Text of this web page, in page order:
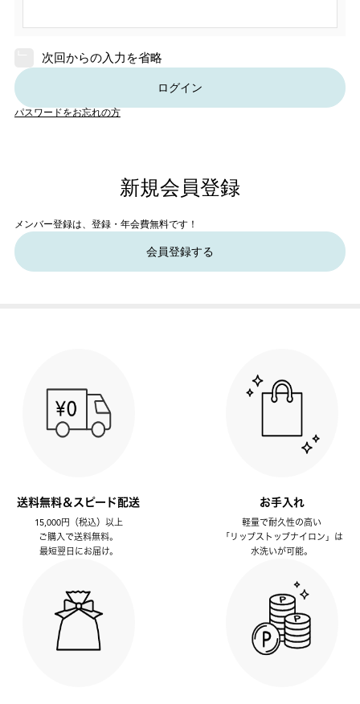
次回からの入力を省略
ログイン
パスワードをお忘れの方
新規会員登録
メンバー登録は、登録・年会費無料です！
会員登録する
送料無料＆スピード配送
15,000円（税込）以上
ご購入で送料無料。
最短翌日にお届け。
お手入れ
軽量で耐久性の高い
「リップストップナイロン」は
水洗いが可能。